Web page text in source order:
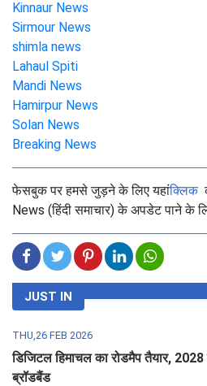
Kinnaur News
Sirmour News
shimla news
Lahaul Spiti
Mandi News
Hamirpur News
Solan News
Breaking News
फेसबुक पर हमसे जुड़ने के लिए यहांक्लिक
News (हिंदी समाचार) के अपडेट पाने के
JUST IN
THU,26 FEB 2026
डिजिटल हिमाचल का रोडमैप तैयार,
ब्रॉडबैंड